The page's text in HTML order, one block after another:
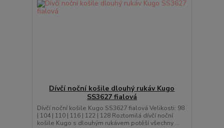
Dívčí noční košile dlouhý rukáv Kugo
SS3627 fialová
Dívčí noční košile Kugo SS3627 fialová Velikosti: 98
| 104 | 110 | 116 | 122 | 128 Roztomilá dívčí noční
košile Kugo s dlouhým rukávem potěší všechny ...